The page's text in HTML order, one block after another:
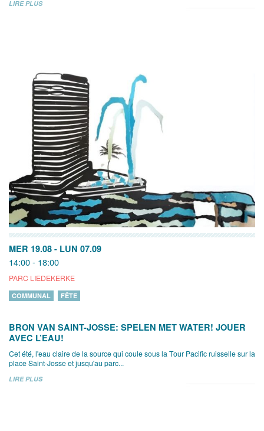
LIRE PLUS
MER 19.08 - LUN 07.09
14:00 - 18:00
PARC LIEDEKERKE
COMMUNAL FÊTE
BRON VAN SAINT-JOSSE: SPELEN MET WATER! JOUER
AVEC L’EAU!
Cet été, l'eau claire de la source qui coule sous la Tour Pacific ruisselle sur la
place Saint-Josse et jusqu'au parc...
LIRE PLUS